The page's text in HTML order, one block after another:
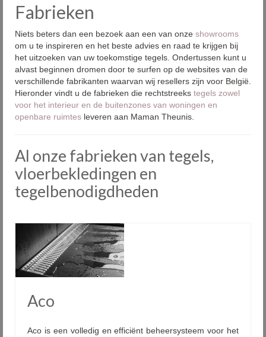
Tegels
Onze fabrieken
Plaatsing
Onderhoud
Diensten
Showrooms
Contact
Nieuws
PID
Fabrieken
Niets beters dan een bezoek aan een van onze showrooms
om u te inspireren en het beste advies en raad te krijgen bij
het uitzoeken van uw toekomstige tegels. Ondertussen kunt u
alvast beginnen dromen door te surfen op de websites van de
verschillende fabrikanten waarvan wij resellers zijn voor België.
Hieronder vindt u ​​de fabrieken die rechtstreeks tegels zowel
voor het interieur en de buitenzones van woningen en
openbare ruimtes leveren aan Maman Theunis.
Al onze fabrieken van tegels,
vloerbekledingen en
tegelbenodigdheden
Aco
Aco is een volledig en efficiënt beheersysteem voor het